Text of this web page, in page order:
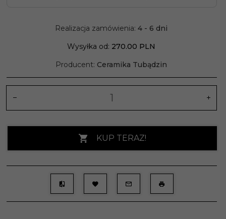
Realizacja zamówienia: 4 - 6 dni
Wysyłka od: 270.00 PLN
Producent: Ceramika Tubądzin
KUP TERAZ!